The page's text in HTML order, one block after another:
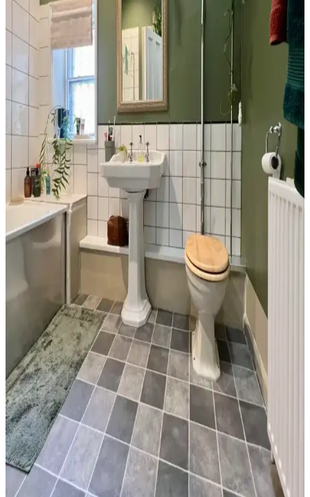
Tuvaletin üst kısmı, depolama dolapları, raflar, sanat eserleri ve
uygun aydınlatma ile hem fonksiyonel hem de estetik hale
getirilebilir. Doğru malzeme ve renk seçimi mekanın atmosferini
dengeler.
Banyo Dekorasyonunda Havlu Renk Seçimi: Estetik
ve Pratik İpuçları
Havlu renk seçimi, banyo dekorasyonunun uyumu ve pratikliği için
önemlidir. Beyaz, siyah ve toprak tonları farklı avantajlar sunar.
Doğru bakım ve uyumla estetik ve fonksiyonel sonuçlar elde edilir.
Banyo Dekorasyonunda Yeşil Tonları ve Güvenlik
Önlemleriyle Estetik ve Fonksiyonellik
Banyo dekorasyonunda yeşil tonlar, altın detaylar ve çiçek
desenleriyle estetik bir atmosfer oluştururken, perde seçimi ve
düzenlemesi yangın riskini azaltmak için önemlidir.
Banyo Duvar Boyası Seçiminde Renk ve Donanım
Uyumu: Modern ve Doğal Yaklaşımlar
Banyo duvar boyası seçimi, renk ve donanım uyumuyla mekanın
atmosferini belirler. Mavi-gri, yeşil ve nötr tonlar rahatlatıcı ve doğal
bir ortam sağlar. Siyah donanımlar mekan bütünlüğünü güçlendirir.
Küçük Yarım Banyoda Ekonomik ve Estetik
Yenileme: Tasarım ve Maliyet Analizi
30 yıl sonra küçük bir yarım banyoda yapılan yenileme, mantar
desenli duvar kağıdı ve uygun malzeme seçimiyle estetik ve
işlevselliği artırdı. Maliyetler ve detaylar analiz edildi.
Kiralık Banyoda Dekorasyon ve Yenileme: Boya,
Zemin ve Fayans Seçiminde Dikkat Edilmesi
Gerekenler